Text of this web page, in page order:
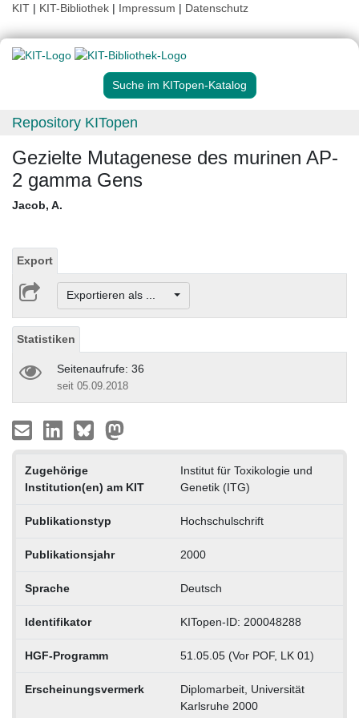
KIT | KIT-Bibliothek | Impressum | Datenschutz
Suche im KITopen-Katalog
Repository KITopen
Gezielte Mutagenese des murinen AP-
2 gamma Gens
Jacob, A.
Export
Exportieren als ...
Statistiken
Seitenaufrufe: 36
seit 05.09.2018
Zugehörige
Institution(en) am KIT
Institut für Toxikologie und
Genetik (ITG)
Publikationstyp Hochschulschrift
Publikationsjahr 2000
Sprache Deutsch
Identifikator KITopen-ID: 200048288
HGF-Programm 51.05.05 (Vor POF, LK 01)
Erscheinungsvermerk
Diplomarbeit, Universität
Karlsruhe 2000